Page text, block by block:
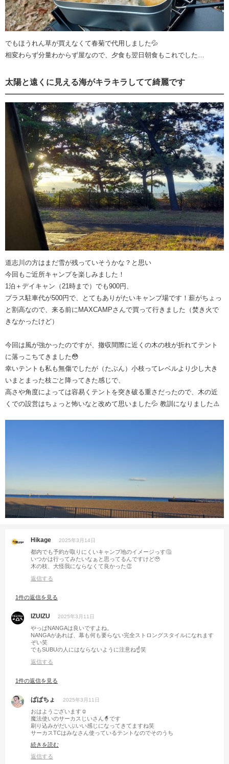
でもほうれん草が買えなくて春菊で代用しました💦
相変わらず分量わからず屋なので、夕食も翌日朝食もこれでした…
太陽と遠くに見える海がキラキラしてて綺麗です
道志川の方はまだ雪が残っていそうかな？と思い
今回もご近所キャンプを楽しみました！
1泊＋デイキャン（21時まで）でも900円、
プラス駐車代が500円で、とてもありがたいキャンプ場です！薪がちょっ
と割高なので、来る前にMAXCAMPさんで買って行きました（焚き火で
きなかったけど）
今回は風が強かったのですが、撤収間際に近くの木の枝が折れてテント
に落っこちてきました😳
幸いテントも私も無傷でしたが（たぶん）小枝ってレベルより少し大き
いまとまった枝ごと降ってきた感じで、
高さや角度によっては容易くテントを突き破る重さだったので、木の近
くでの設営はちょっと怖いなと改めて思いました💦 教訓になりました⚠️
Hikage 2025年3月14日
都内でも予約が取りにくいキャンプ地のイメージっす🤔
いつかは行ってみたいなぁと思ってるんですけど🥹
木の枝、大怪我にならなくて良かった👏
返信する
1件の返信を見る
IZUIZU 2025年3月11日
やっぱNANGAは良いですよね。
NANGAがあれば、幕も何も要らない完全ストロングスタイルになれます
ぞい笑
でもSUBUの人にはならないように注意ね☝笑
返信する
1件の返信を見る
ぱぱちょ 2025年3月11日
おはようございます☺️
魔法使いのサーカスじいさん🧙です
刷り込みがだいぶいい感じになってきてますね笑
サーカスTCはみなさん使っているテントなのでそのうち
続きを読む
返信する